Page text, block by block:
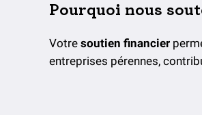
Pourquoi nous
Votre soutien financier
entreprises pérennes,